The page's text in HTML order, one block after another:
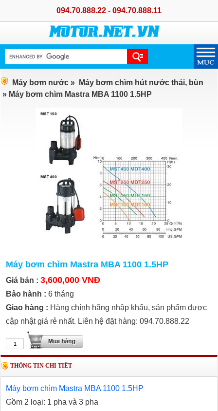
094.70.888.22 - 094.70.888.11
Máy bơm nước »
Máy bơm chìm hút nước thải, bùn
» Máy bơm chìm Mastra MBA 1100 1.5HP
Máy bơm chìm Mastra MBA 1100 1.5HP
Giá bán : 3,600,000 VNĐ
Bảo hành : 6 tháng
Giao hàng : Hàng chính hãng nhập khẩu, sản phẩm được
cập nhật giá rẻ nhất. Liên hệ đặt hàng: 094.70.888.22
THÔNG TIN CHI TIẾT
Máy bơm chìm Mastra MBA 1100 1.5HP
Gồm 2 loại: 1 pha và 3 pha